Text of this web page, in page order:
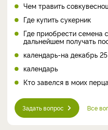
Чем травить совкувесноц
Где купить сукерник
Где приобрести семена
дальнейшем получать
календарь-на декабрь
календарь
Кто завелся в моих
Задать вопрос Все